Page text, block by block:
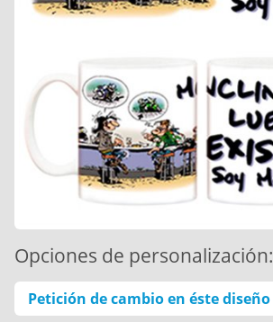
Opciones de personalización:
Petición de cambio en éste diseño